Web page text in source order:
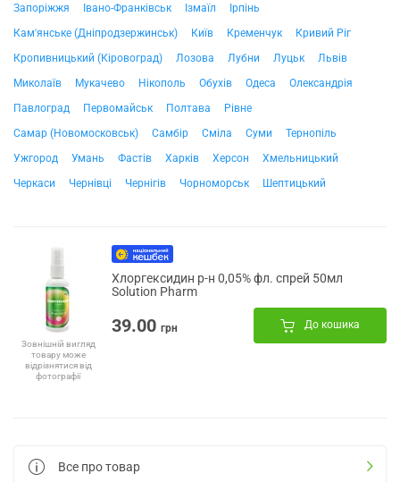
Запоріжжя
Івано-Франківськ Ізмаїл
Ірпінь
Кам'янське (Дніпродзержинськ)
Київ Кременчук
Кривий Ріг
Кропивницький (Кіровоград)
Лозова Лубни Луцьк
Львів
Миколаїв
Мукачево Нікополь Обухів Одеса
Олександрія
Павлоград
Первомайськ Полтава
Рівне
Самар (Новомосковськ)
Самбір Сміла Суми
Тернопіль
Ужгород
Умань Фастів Харків Херсон
Хмельницький
Черкаси
Чернівці Чернігів Чорноморськ Шептицький
Зовнішній вигляд
товару може
відрізнятися від
фотографії
Хлоргексидин р-н 0,05% фл. спрей 50мл
Solution Pharm
39.00 грн До кошика
Все про товар